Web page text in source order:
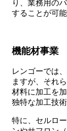
り、業務用の
することが可能
機能材事業
レンゴーでは
ますが、それ
材料に加工を
独特な加工技
特に、セルロ